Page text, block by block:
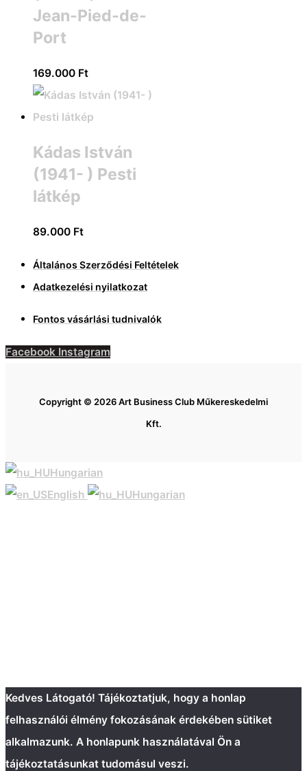
Jean-Pied-de-
Port
169.000 Ft
Kádas István
(1941- ) Pesti
látkép
89.000 Ft
Általános Szerződési Feltételek
Adatkezelési nyilatkozat
Fontos vásárlási tudnivalók
Facebook Instagram
Copyright © 2026 Art Business Club Műkereskedelmi
Kft.
Hungarian
English
Hungarian
Kedves Látogató! Tájékoztatjuk, hogy a honlap
felhasználói élmény fokozásának érdekében sütiket
alkalmazunk. A honlapunk használatával Ön a
tájékoztatásunkat tudomásul veszi.